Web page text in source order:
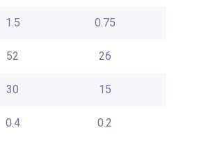
1.5 0.75
52 26
30 15
0.4 0.2